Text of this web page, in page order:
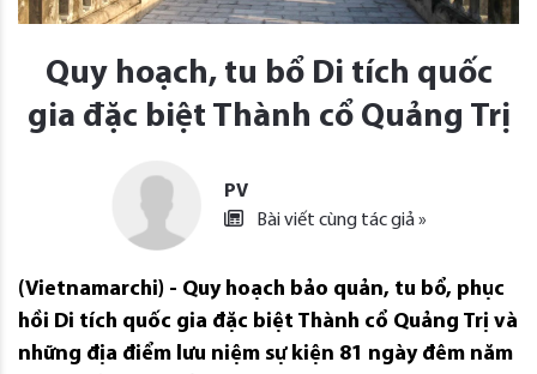
Quy hoạch, tu bổ Di tích quốc
gia đặc biệt Thành cổ Quảng Trị
PV
Bài viết cùng tác giả »
(Vietnamarchi) - Quy hoạch bảo quản, tu bổ, phục
hồi Di tích quốc gia đặc biệt Thành cổ Quảng Trị và
những địa điểm lưu niệm sự kiện 81 ngày đêm năm